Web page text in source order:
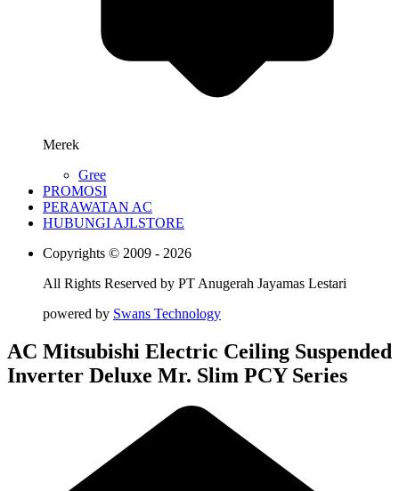
Merek
Gree
PROMOSI
PERAWATAN AC
HUBUNGI AJLSTORE
Copyrights © 2009 - 2026
All Rights Reserved by PT Anugerah Jayamas Lestari
powered by Swans Technology
AC Mitsubishi Electric Ceiling Suspended
Inverter Deluxe Mr. Slim PCY Series